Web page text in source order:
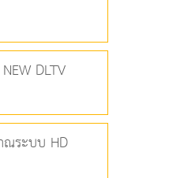
DLTV
ระบบ HD